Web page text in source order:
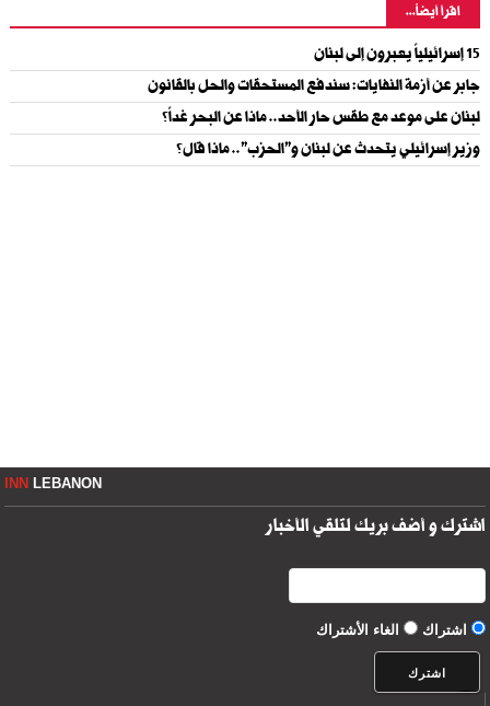
اقرأ أيضاً...
15 إسرائيلياً يعبرون إلى لبنان
جابر عن أزمة النفايات: سندفع المستحقات والحل بالقانون
لبنان على موعد مع طقس حار الأحد.. ماذا عن البحر غداً؟
وزير إسرائيلي يتحدث عن لبنان و"الحزب".. ماذا قال؟
INNLEBANON
اشترك و أضف بريك لتلقي الأخبار
اشتراك الغاء الأشتراك